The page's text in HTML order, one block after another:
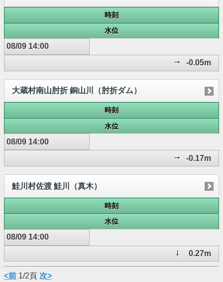
時刻
水位
08/09 14:00
-0.05m
大蔵村南山肘折 銅山川（肘折ダム）
時刻
水位
08/09 14:00
-0.17m
鮭川村佐渡 鮭川（真木）
時刻
水位
08/09 14:00
0.27m
<前 1/2頁 次>